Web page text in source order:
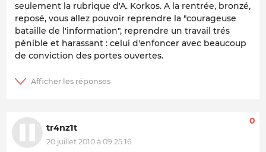
seulement la rubrique d'A. Korkos. A la rentrée, bronzé,
reposé, vous allez pouvoir reprendre la "courageuse
bataille de l'information", reprendre un travail trés
pénible et harassant : celui d'enfoncer avec beaucoup
de conviction des portes ouvertes.
tr4nz1t
20 juillet 2010 à 09:25:16
0